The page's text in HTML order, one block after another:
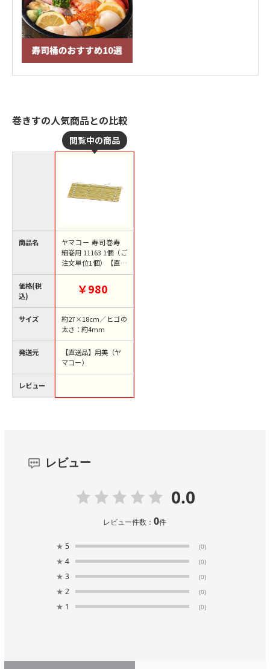
巻きすの人気商品との比較
商品名
価格(税
込)
サイズ
発送元
レビュー
ヤマコー 寿司巻寿
細巻用 11163 1個（ご
注文単位1個）【直送
品】
￥980
約27×18cm／ヒゴの
太さ：約4mm
【直送品】用美（ヤ
マコー）
レビュー
0.0
レビュー件数：0件
★ 5 (0)
★ 4 (0)
★ 3 (0)
★ 2 (0)
★ 1 (0)